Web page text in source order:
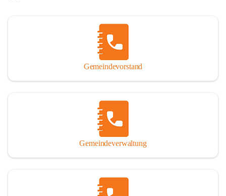
Gemeindevorstand
Gemeindeverwaltung